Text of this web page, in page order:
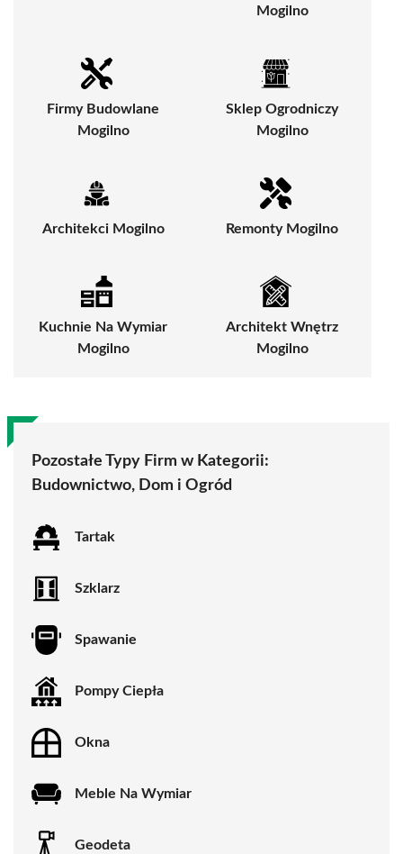
Mogilno
Firmy Budowlane
Mogilno
Sklep Ogrodniczy
Mogilno
Architekci Mogilno Remonty Mogilno
Kuchnie Na Wymiar
Mogilno
Architekt Wnętrz
Mogilno
Pozostałe Typy Firm w Kategorii:
Budownictwo, Dom i Ogród
Tartak
Szklarz
Spawanie
Pompy Ciepła
Okna
Meble Na Wymiar
Geodeta